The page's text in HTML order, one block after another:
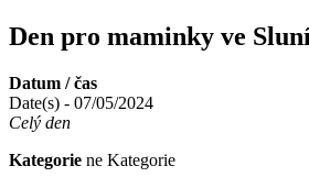
Den pro maminky ve
Datum / čas
Date(s) - 07/05/2024
Celý den
Kategorie ne Kategorie